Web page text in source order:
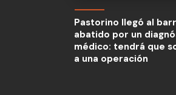
abatido por un
médico: tendrá que
a una operación
Pastorino llegó al
abatido por un
médico: tendrá que
a una operación